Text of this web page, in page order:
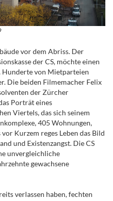
vor dem Abriss. Der
der CS, möchte einen
Hunderte von Mietparteien
Die beiden Filmemacher Felix
der Zürcher
Porträt eines
Viertels, das sich seinem
405 Wohnungen,
Kurzem reges Leben das Bild
und Existenzangst. Die CS
unvergleichliche
gewachsene
verlassen haben, fechten